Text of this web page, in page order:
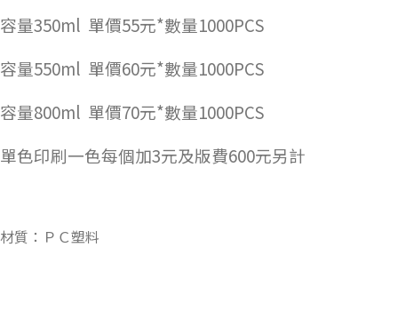
容量350ml 單價55元*數量1000PCS
容量550ml 單價60元*數量1000PCS
容量800ml 單價70元*數量1000PCS
單色印刷一色每個加3元及版費600元另計
材質：ＰＣ塑料